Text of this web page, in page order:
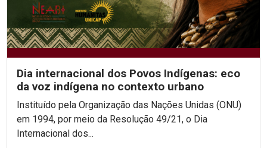
Dia internacional dos Povos Indígenas: eco
da voz indígena no contexto urbano
Instituído pela Organização das Nações Unidas (ONU)
em 1994, por meio da Resolução 49/21, o Dia
Internacional dos...